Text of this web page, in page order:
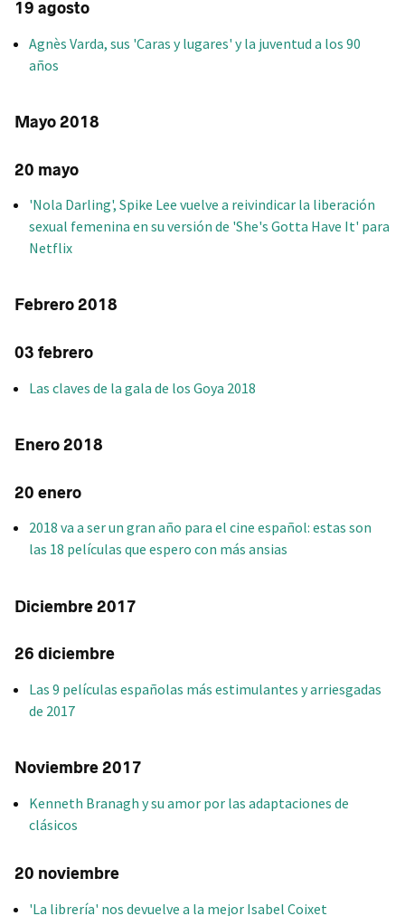
19 agosto
Agnès Varda, sus 'Caras y lugares' y la juventud a los 90
años
Mayo 2018
20 mayo
'Nola Darling', Spike Lee vuelve a reivindicar la liberación
sexual femenina en su versión de 'She's Gotta Have It' para
Netflix
Febrero 2018
03 febrero
Las claves de la gala de los Goya 2018
Enero 2018
20 enero
2018 va a ser un gran año para el cine español: estas son
las 18 películas que espero con más ansias
Diciembre 2017
26 diciembre
Las 9 películas españolas más estimulantes y arriesgadas
de 2017
Noviembre 2017
Kenneth Branagh y su amor por las adaptaciones de
clásicos
20 noviembre
'La librería' nos devuelve a la mejor Isabel Coixet